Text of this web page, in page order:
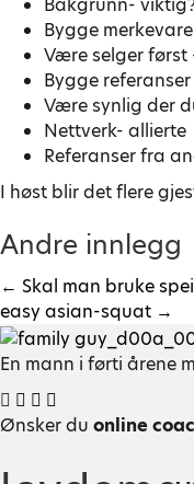
Bakgrunn-
Bygge
Være selger først
Bygge referanser
Være synlig der
Nettverk- allierte
Referanser fra
I høst blir det flere
Andre innlegg
P
o
s
← Skal man bruke
easy asian-squat →
En mann i førti årene
Y
o
Ønsker du online